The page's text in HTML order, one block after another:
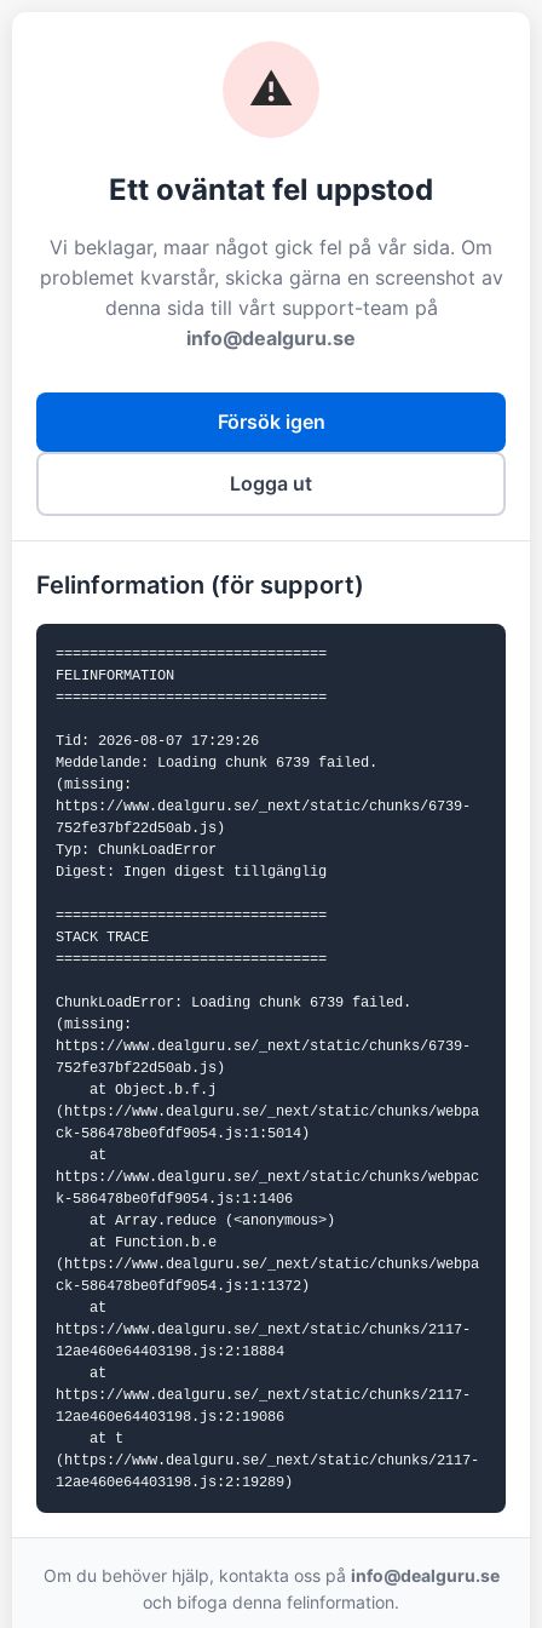
⚠️
Ett oväntat fel uppstod
Vi beklagar, maar något gick fel på vår sida. Om
problemet kvarstår, skicka gärna en screenshot av
denna sida till vårt support-team på
info@dealguru.se
Försök igen
Logga ut
Felinformation (för support)
================================
FELINFORMATION
================================
Tid: 2026-08-07 17:29:26
Meddelande: Loading chunk 6739 failed.
(missing:
https://www.dealguru.se/_next/static/chunks/6739-
752fe37bf22d50ab.js)
Typ: ChunkLoadError
Digest: Ingen digest tillgänglig
================================
STACK TRACE
================================
ChunkLoadError: Loading chunk 6739 failed.
(missing:
https://www.dealguru.se/_next/static/chunks/6739-
752fe37bf22d50ab.js)
(https://www.dealguru.se/_next/static/chunks/webpa
ck-586478be0fdf9054.js:1:5014)
https://www.dealguru.se/_next/static/chunks/webpac
k-586478be0fdf9054.js:1:1406
(https://www.dealguru.se/_next/static/chunks/webpa
ck-586478be0fdf9054.js:1:1372)
https://www.dealguru.se/_next/static/chunks/2117-
12ae460e64403198.js:2:18884
https://www.dealguru.se/_next/static/chunks/2117-
12ae460e64403198.js:2:19086
(https://www.dealguru.se/_next/static/chunks/2117-
12ae460e64403198.js:2:19289)
Om du behöver hjälp, kontakta oss på info@dealguru.se
och bifoga denna felinformation.